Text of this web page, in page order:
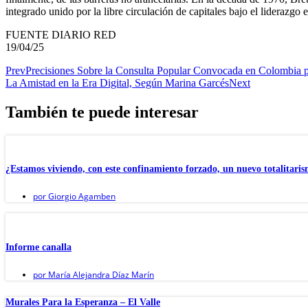
integrado unido por la libre circulación de capitales bajo el liderazgo
FUENTE DIARIO RED
19/04/25
PrevPrecisiones Sobre la Consulta Popular Convocada en Colombia
La Amistad en la Era Digital, Según Marina GarcésNext
También te puede interesar
¿Estamos viviendo, con este confinamiento forzado, un nuevo
porGiorgio Agamben
Informe canalla
por María Alejandra Díaz Marín
Murales Para la Esperanza – El Valle